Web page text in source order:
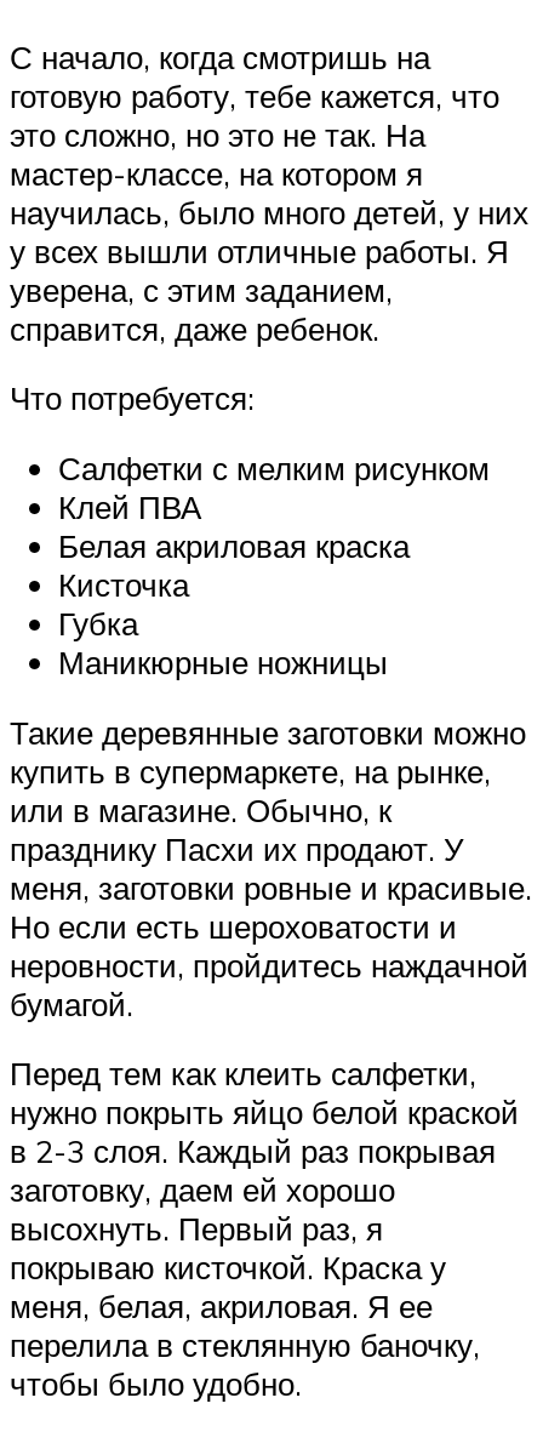
С начало, когда смотришь на
готовую работу, тебе кажется, что
это сложно, но это не так. На
мастер-классе, на котором я
научилась, было много детей, у них
у всех вышли отличные работы. Я
уверена, с этим заданием,
справится, даже ребенок.
Что потребуется:
Салфетки с мелким рисунком
Клей ПВА
Белая акриловая краска
Кисточка
Губка
Маникюрные ножницы
Такие деревянные заготовки можно
купить в супермаркете, на рынке,
или в магазине. Обычно, к
празднику Пасхи их продают. У
меня, заготовки ровные и красивые.
Но если есть шероховатости и
неровности, пройдитесь наждачной
бумагой.
Перед тем как клеить салфетки,
нужно покрыть яйцо белой краской
в 2-3 слоя. Каждый раз покрывая
заготовку, даем ей хорошо
высохнуть. Первый раз, я
покрываю кисточкой. Краска у
меня, белая, акриловая. Я ее
перелила в стеклянную баночку,
чтобы было удобно.